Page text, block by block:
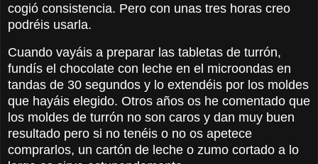
cogió consistencia. Pero con unas tres horas creo
podréis usarla.
Cuando vayáis a preparar las tabletas de turrón,
fundís el chocolate con leche en el microondas en
tandas de 30 segundos y lo extendéis por los moldes
que hayáis elegido. Otros años os he comentado que
los moldes de turrón no son caros y dan muy buen
resultado pero si no tenéis o no os apetece
comprarlos, un cartón de leche o zumo cortado a lo